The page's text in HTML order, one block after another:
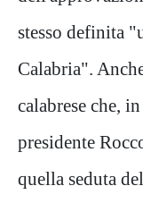
stesso definita
Calabria".
calabrese che,
presidente
quella seduta